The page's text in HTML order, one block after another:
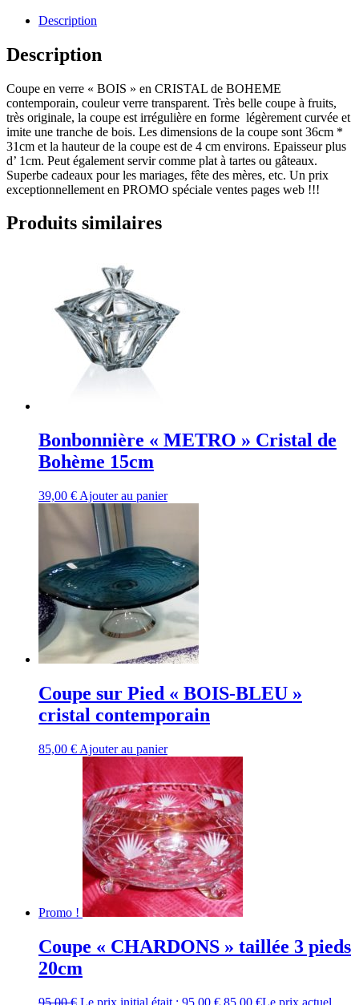
Description
Description
Coupe en verre « BOIS » en CRISTAL de BOHEME
contemporain, couleur verre transparent. Très belle coupe à fruits,
très originale, la coupe est irrégulière en forme légèrement curvée et
imite une tranche de bois. Les dimensions de la coupe sont 36cm *
31cm et la hauteur de la coupe est de 4 cm environs. Epaisseur plus
d’ 1cm. Peut également servir comme plat à tartes ou gâteaux.
Superbe cadeaux pour les mariages, fête des mères, etc. Un prix
exceptionnellement en PROMO spéciale ventes pages web !!!
Produits similaires
Bonbonnière « METRO » Cristal de
Bohème 15cm
39,00 € Ajouter au panier
Coupe sur Pied « BOIS-BLEU »
cristal contemporain
85,00 € Ajouter au panier
Promo !
Coupe « CHARDONS » taillée 3 pieds
20cm
95,00€ Le prix initial était : 95,00 €.85,00 €Le prix actuel